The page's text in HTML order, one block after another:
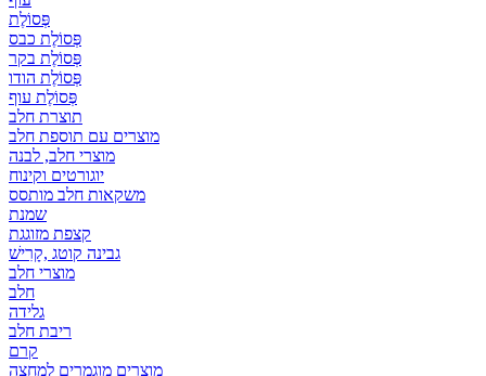
פְּסוֹלֶת
פְּסוֹלֶת כבס
פְּסוֹלֶת בקר
פְּסוֹלֶת הודו
פְּסוֹלֶת עוף
תוצרת חלב
מוצרים עם תוספת חלב
מוצרי חלב, לבנה
יוגורטים וקינוח
משקאות חלב מותסס
שמנת
קצפת מזוגגת
גבינה קוטג ,קָרִישׁ
מוצרי חלב
חלב
גלידה
ריבת חלב
קרם
מוצרים מוגמרים למחצה